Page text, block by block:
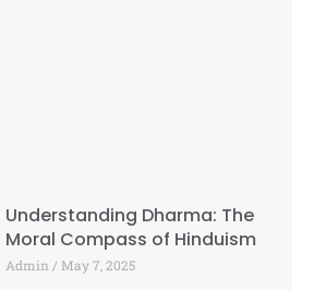
Understanding Dharma: The
Moral Compass of Hinduism
Admin May 7, 2025